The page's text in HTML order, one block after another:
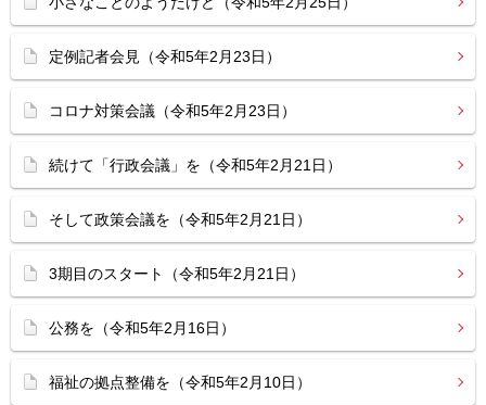
定例記者会見（令和5年2月23日）
コロナ対策会議（令和5年2月23日）
続けて「行政会議」を（令和5年2月21日）
そして政策会議を（令和5年2月21日）
3期目のスタート（令和5年2月21日）
公務を（令和5年2月16日）
福祉の拠点整備を（令和5年2月10日）